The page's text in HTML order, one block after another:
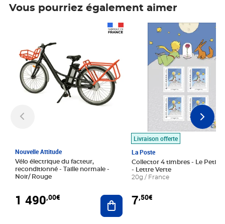
Vous pourriez également aimer
Nouvelle Attitude
Vélo électrique du facteur,
reconditionné - Taille normale -
Noir/ Rouge
1 490,00€ Ajouter au panier
Livraison offerte
La Poste
Collector 4 timbres - Le Petit
- Lettre Verte
20g / France
7,50€
Prix 7,50€